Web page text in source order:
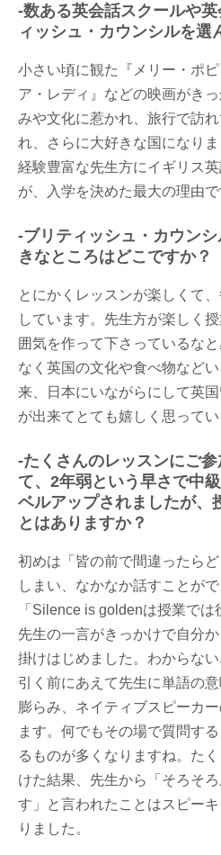
-数ある英会話スクールや
ィッシュ・カウンシルを選
小さい頃に観た『メリー・ポ
ア・レディ』などの映画がき
みや文化に惹かれ、旅行で訪
れ、さらに大好きな国になり
経験豊富な先生方にイギリス
が、入学を決めた最大の理由で
-ブリティッシュ・カウン
きなところはどこですか？
とにかくレッスンが楽しくて
しています。先生方が楽しく
囲気を作って下さっているな
なく英国の文化や食べ物など
来、日本にいながらにして英
が出来てとても嬉しく思ってい
-たくさんのレッスンにご
て、2年弱という早さで中
ベルアップされましたが、
とはありますか？
初めは「皆の前で間違ったら
しまい、なかなか話すことが
「Silence is goldenは授業で
先生の一言がきっかけで自分
掛けはじめました。わからな
引く前にあえて先生に単語の
膨らみ、ネイティブスピーカ
ます。何でもその場で質問す
るものが多くなりますね。た
けた結果、先生から「そろそ
す」と言われたことはスピー
りました。